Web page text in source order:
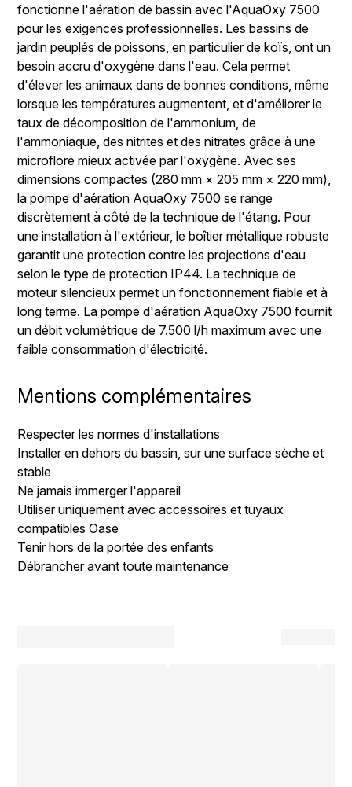
fonctionne l'aération de bassin avec l'AquaOxy 7500
pour les exigences professionnelles. Les bassins de
jardin peuplés de poissons, en particulier de koïs, ont un
besoin accru d'oxygène dans l'eau. Cela permet
d'élever les animaux dans de bonnes conditions, même
lorsque les températures augmentent, et d'améliorer le
taux de décomposition de l'ammonium, de
l'ammoniaque, des nitrites et des nitrates grâce à une
microflore mieux activée par l'oxygène. Avec ses
dimensions compactes (280 mm × 205 mm × 220 mm),
la pompe d'aération AquaOxy 7500 se range
discrètement à côté de la technique de l'étang. Pour
une installation à l'extérieur, le boîtier métallique robuste
garantit une protection contre les projections d'eau
selon le type de protection IP44. La technique de
moteur silencieux permet un fonctionnement fiable et à
long terme. La pompe d'aération AquaOxy 7500 fournit
un débit volumétrique de 7.500 l/h maximum avec une
faible consommation d'électricité.
Mentions complémentaires
Respecter les normes d'installations
Installer en dehors du bassin, sur une surface sèche et
stable
Ne jamais immerger l'appareil
Utiliser uniquement avec accessoires et tuyaux
compatibles Oase
Tenir hors de la portée des enfants
Débrancher avant toute maintenance